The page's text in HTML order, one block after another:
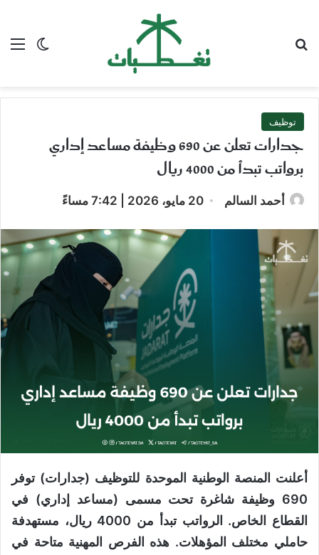
الوضع
توظيف
جدارات تعلن عن 690 وظيفة مساعد إداري
برواتب تبدأ من 4000 ريال
أحمد السالم 20 مايو، 2026 | 7:42 مساءً
أعلنت المنصة الوطنية الموحدة للتوظيف (جدارات) توفر
690 وظيفة شاغرة تحت مسمى (مساعد إداري) في
القطاع الخاص. الرواتب تبدأ من 4000 ريال، مستهدفة
حاملي مختلف المؤهلات. هذه الفرص المهنية متاحة في